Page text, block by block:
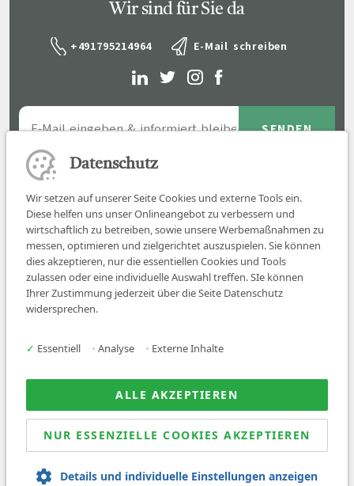
Wir sind für Sie da
+491795214964 E-Mail schreiben
Job finden
Über uns
News
© 2026 Sanovetis. All rights reserved.
Datenschutz
Wir setzen auf unserer Seite Cookies und externe Tools ein.
Diese helfen uns unser Onlineangebot zu verbessern und
wirtschaftlich zu betreiben, sowie unsere Werbemaßnahmen zu
messen, optimieren und zielgerichtet auszuspielen. Sie können
dies akzeptieren, nur die essentiellen Cookies und Tools
zulassen oder eine individuelle Auswahl treffen. SIe können
Ihrer Zustimmung jederzeit über die Seite Datenschutz
widersprechen.
✓ Essentiell • Analyse • Externe Inhalte
ALLE AKZEPTIEREN
NUR ESSENZIELLE COOKIES AKZEPTIEREN
Details und individuelle Einstellungen anzeigen